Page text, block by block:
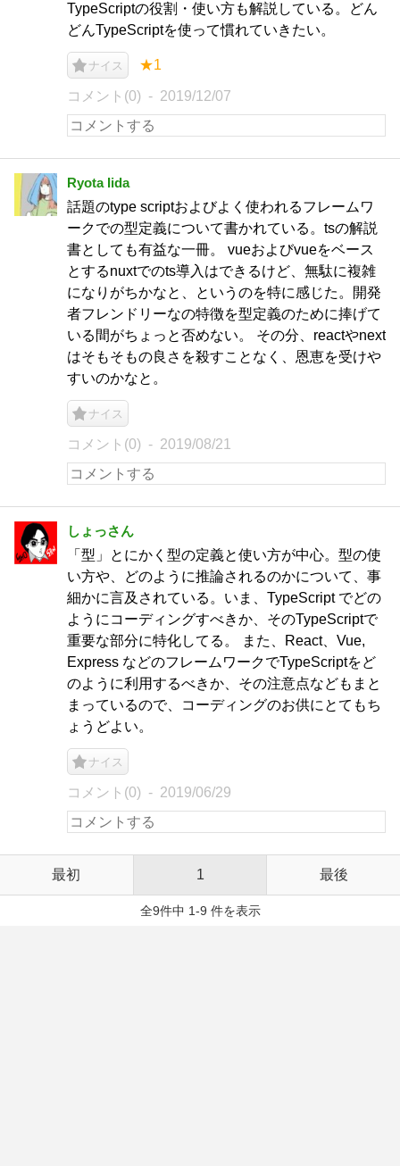
TypeScriptの役割・使い方も解説している。どん
どんTypeScriptを使って慣れていきたい。
ナイス ★1
コメント(0) 2019/12/07
Ryota Iida
話題のtype scriptおよびよく使われるフレームワ
ークでの型定義について書かれている。tsの解説
書としても有益な一冊。 vueおよびvueをベース
とするnuxtでのts導入はできるけど、無駄に複雑
になりがちかなと、というのを特に感じた。開発
者フレンドリーなの特徴を型定義のために捧げて
いる間がちょっと否めない。 その分、reactやnext
はそもそもの良さを殺すことなく、恩恵を受けや
すいのかなと。
ナイス
コメント(0) 2019/08/21
しょっさん
「型」とにかく型の定義と使い方が中心。型の使
い方や、どのように推論されるのかについて、事
細かに言及されている。いま、TypeScript でどの
ようにコーディングすべきか、そのTypeScriptで
重要な部分に特化してる。 また、React、Vue,
Express などのフレームワークでTypeScriptをど
のように利用するべきか、その注意点などもまと
まっているので、コーディングのお供にとてもち
ょうどよい。
ナイス
コメント(0) 2019/06/29
最初 1 最後
全9件中 1-9 件を表示